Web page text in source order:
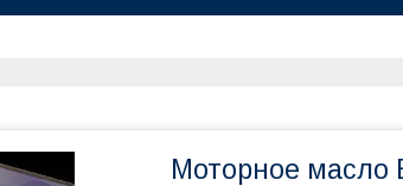
Моторное масло